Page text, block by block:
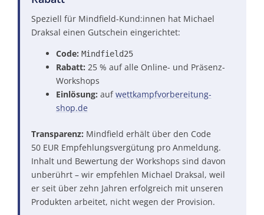
Speziell für Mindfield-Kund:innen hat Michael
Draksal einen Gutschein eingerichtet:
Code: Mindfield25
Rabatt: 25 % auf alle Online- und Präsenz-
Workshops
Einlösung: aufwettkampfvorbereitung-
shop.de
Transparenz: Mindfield erhält über den Code
50 EUR Empfehlungs­vergütung pro Anmeldung.
Inhalt und Bewertung der Workshops sind davon
unberührt – wir empfehlen Michael Draksal, weil
er seit über zehn Jahren erfolgreich mit unseren
Produkten arbeitet, nicht wegen der Provision.